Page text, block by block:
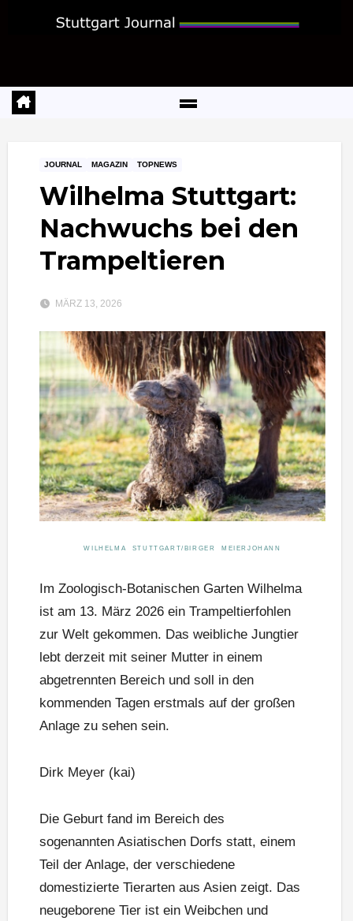
JOURNAL MAGAZIN TOPNEWS
Wilhelma Stuttgart:
Nachwuchs bei den
Trampeltieren
MÄRZ 13, 2026
WILHELMA STUTTGART/BIRGER MEIERJOHANN
Im Zoologisch-Botanischen Garten Wilhelma
ist am 13. März 2026 ein Trampeltierfohlen
zur Welt gekommen. Das weibliche Jungtier
lebt derzeit mit seiner Mutter in einem
abgetrennten Bereich und soll in den
kommenden Tagen erstmals auf der großen
Anlage zu sehen sein.
Dirk Meyer (kai)
Die Geburt fand im Bereich des
sogenannten Asiatischen Dorfs statt, einem
Teil der Anlage, der verschiedene
domestizierte Tierarten aus Asien zeigt. Das
neugeborene Tier ist ein Weibchen und